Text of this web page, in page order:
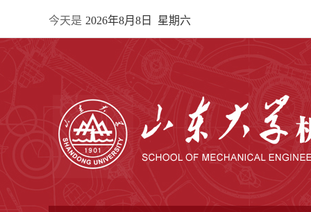
今天是 2026年8月8日 星期六